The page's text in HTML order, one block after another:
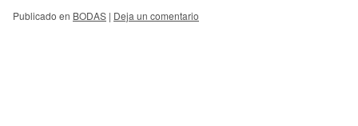
Publicado en BODAS | Deja un comentario